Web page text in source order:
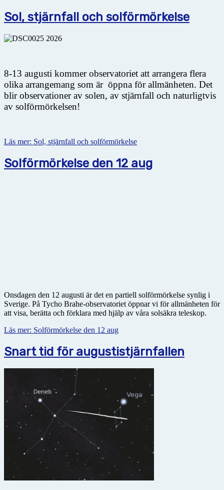
Sol, stjärnfall och solförmörkelse
8-13 augusti kommer observatoriet att arrangera flera
olika arrangemang som är öppna för allmänheten. Det
blir observationer av solen, av stjärnfall och naturligtvis
av solförmörkelsen!
Läs mer: Sol, stjärnfall och solförmörkelse
Solförmörkelse den 12 aug
Onsdagen den 12 augusti är det en partiell solförmörkelse synlig i
Sverige. På Tycho Brahe-observatoriet öppnar vi för allmänheten för
att visa, berätta och förklara med hjälp av våra solsäkra teleskop.
Läs mer: Solförmörkelse den 12 aug
Snart tid för augustistjärnfallen